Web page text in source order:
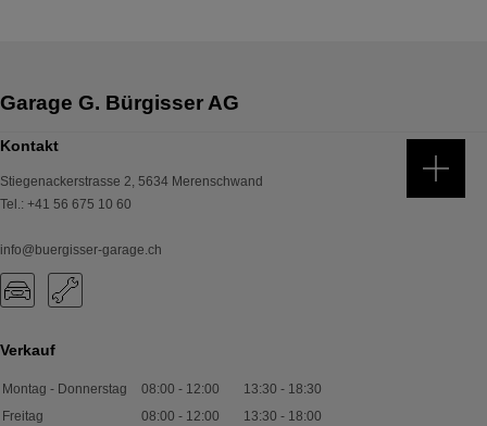
Kontakt
Stiegenackerstrasse 2, 5634 Merenschwand
Tel.: +41 56 675 10 60
info@buergisser-garage.ch
Verkauf
Montag - Donnerstag 08:00 - 12:00 13:30 - 18:30
Freitag
08:00 - 12:00 13:30 - 18:00